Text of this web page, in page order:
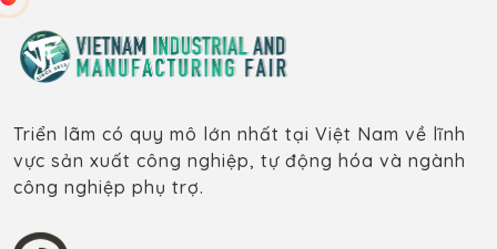
Triển lãm có quy mô lớn nhất tại Việt Nam về lĩnh
vực sản xuất công nghiệp, tự động hóa và ngành
công nghiệp phụ trợ.